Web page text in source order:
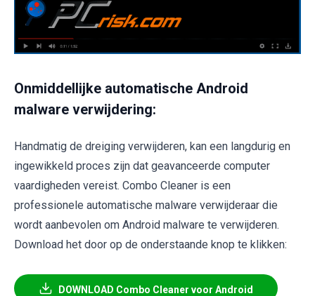
Onmiddellijke automatische Android
malware verwijdering:
Handmatig de dreiging verwijderen, kan een langdurig en
ingewikkeld proces zijn dat geavanceerde computer
vaardigheden vereist. Combo Cleaner is een
professionele automatische malware verwijderaar die
wordt aanbevolen om Android malware te verwijderen.
Download het door op de onderstaande knop te klikken:
DOWNLOAD Combo Cleaner voor Android